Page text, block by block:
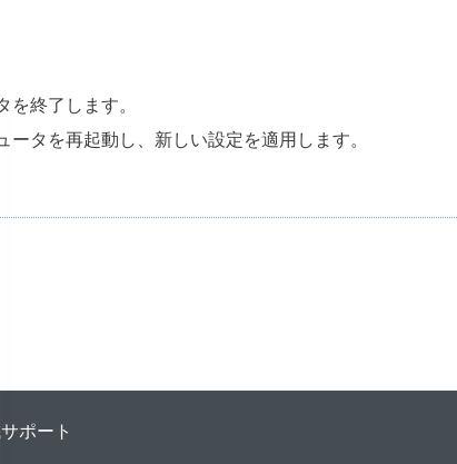
終了します。
タを再起動し、新しい設定を適用します。
ポート